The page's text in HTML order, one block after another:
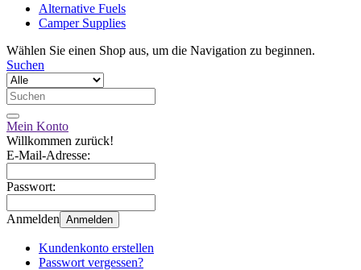
Alternative Fuels
Camper Supplies
Wählen Sie einen Shop aus, um die Navigation zu beginnen.
Suchen
Mein Konto
Willkommen zurück!
E-Mail-Adresse:
Passwort:
Anmelden Anmelden
Kundenkonto erstellen
Passwort vergessen?